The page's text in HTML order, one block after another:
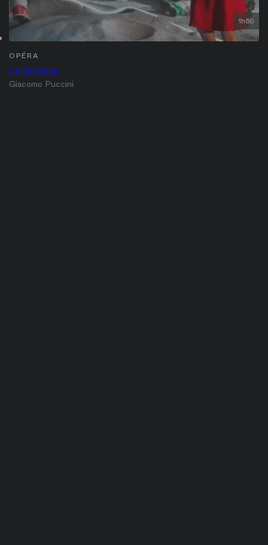
La Bohème
OPÉRA
Giacomo Puccini
1h60